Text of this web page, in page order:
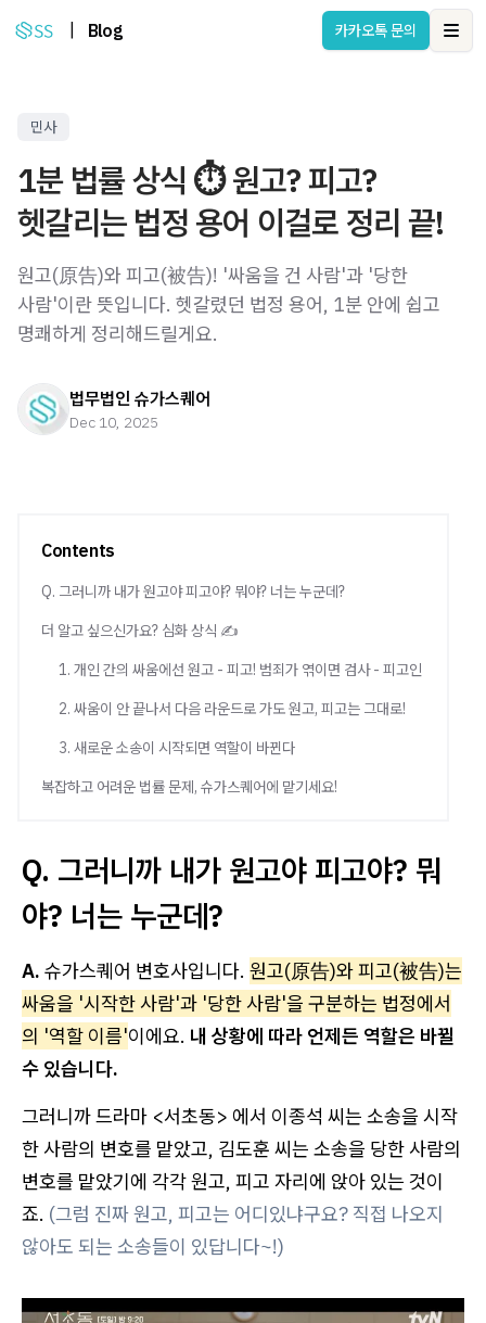
Blog 카카오톡 문의
민사
1분 법률 상식 ⏱️ 원고? 피고?
헷갈리는 법정 용어 이걸로 정리 끝!
원고(原告)와 피고(被告)! '싸움을 건 사람'과 '당한
사람'이란 뜻입니다. 헷갈렸던 법정 용어, 1분 안에 쉽고
명쾌하게 정리해드릴게요.
법무법인 슈가스퀘어
Dec 10, 2025
Contents
Q. 그러니까 내가 원고야 피고야? 뭐야? 너는 누군데?
더 알고 싶으신가요? 심화 상식 ✍️
1. 개인 간의 싸움에선 원고 - 피고! 범죄가 엮이면 검사 - 피고인
2. 싸움이 안 끝나서 다음 라운드로 가도 원고, 피고는 그대로!
3. 새로운 소송이 시작되면 역할이 바뀐다
복잡하고 어려운 법률 문제, 슈가스퀘어에 맡기세요!
Q. 그러니까 내가 원고야 피고야? 뭐
야? 너는 누군데?
A. 슈가스퀘어 변호사입니다. 원고(原告)와 피고(被告)는
싸움을 '시작한 사람'과 '당한 사람'을 구분하는 법정에서
의 '역할 이름'이에요. 내 상황에 따라 언제든 역할은 바뀔
수 있습니다.
그러니까 드라마 <서초동> 에서 이종석 씨는 소송을 시작
한 사람의 변호를 맡았고, 김도훈 씨는 소송을 당한 사람의
변호를 맡았기에 각각 원고, 피고 자리에 앉아 있는 것이
죠. (그럼 진짜 원고, 피고는 어디있냐구요? 직접 나오지
않아도 되는 소송들이 있답니다~!)